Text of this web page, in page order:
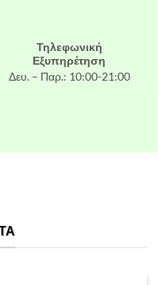
Τηλεφωνική
Εξυπηρέτηση
Δευ. – Παρ.: 10:00-21:00